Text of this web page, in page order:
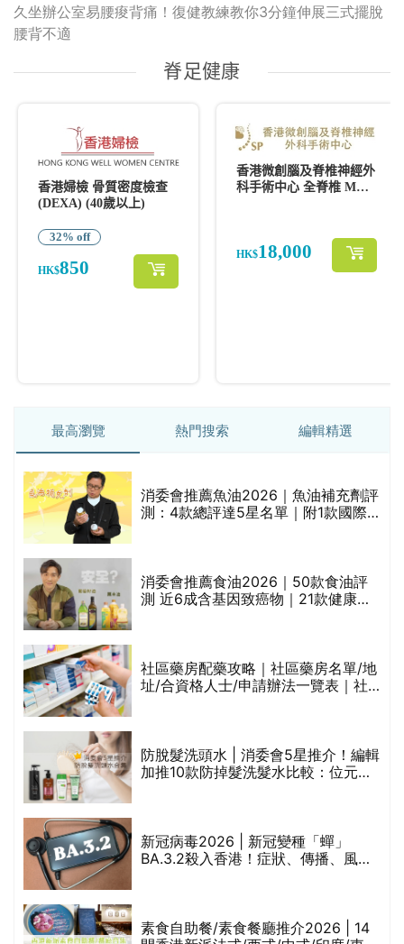
久坐辦公室易腰痠背痛！復健教練教你3分鐘伸展三式擺脫
腰背不適
最高瀏覽 熱門搜索 編輯精選
消委會推薦魚油2026｜魚油補充劑評
測：4款總評達5星名單｜附1款國際
消委會推薦食油2026｜50款食油評
測 近6成含基因致癌物｜21款健康煮
社區藥房配藥攻略｜社區藥房名單/地
址/合資格人士/申請辦法一覽表｜社
防脫髮洗頭水 | 消委會5星推介！編輯
加推10款防掉髮洗髮水比較：位元
新冠病毒2026 | 新冠變種「蟬」
BA.3.2殺入香港！症狀、傳播、風險
素食自助餐/素食餐廳推介2026 | 14